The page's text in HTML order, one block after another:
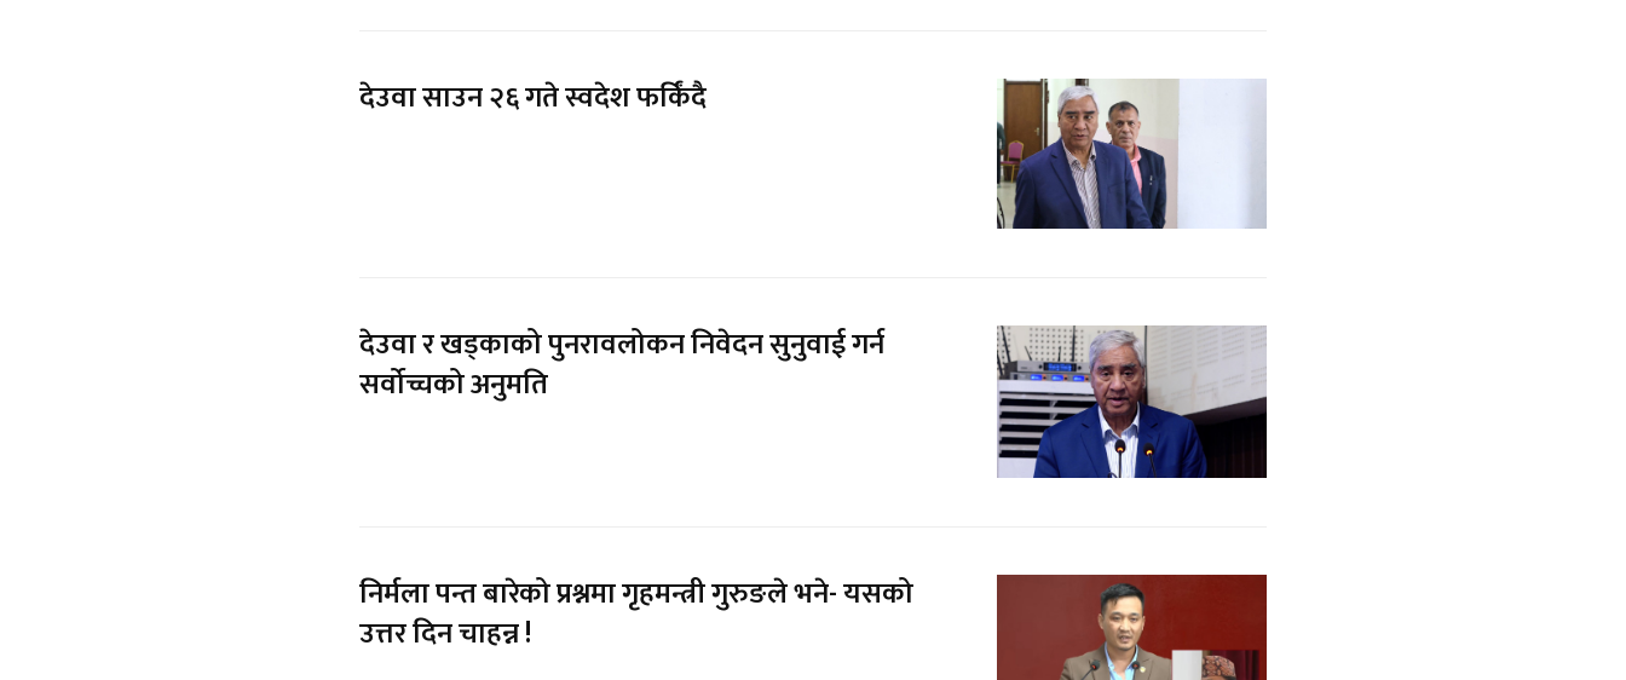
देउवा साउन २६ गते स्वदेश फर्किंदै
देउवा र खड्काको पुनरावलोकन निवेदन सुनुवाई गर्न
सर्वोच्चको अनुमति
निर्मला पन्त बारेको प्रश्नमा गृहमन्त्री गुरुङले भने- यसको
उत्तर दिन चाहन्न !